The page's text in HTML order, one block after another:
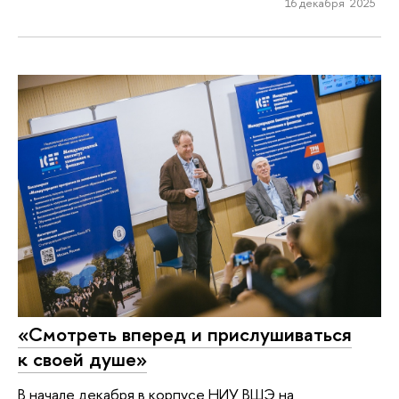
«Смотреть вперед и прислушиваться
к своей душе»
В начале декабря в корпусе НИУ ВШЭ на